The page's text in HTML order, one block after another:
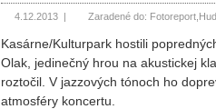
4.12.2013 | Zaradené do: Fotoreport
Kasárne/Kulturpark hostili
Olak, jedinečný hrou na akustickej
roztočil. V jazzových tónoch ho
atmosféry koncertu.